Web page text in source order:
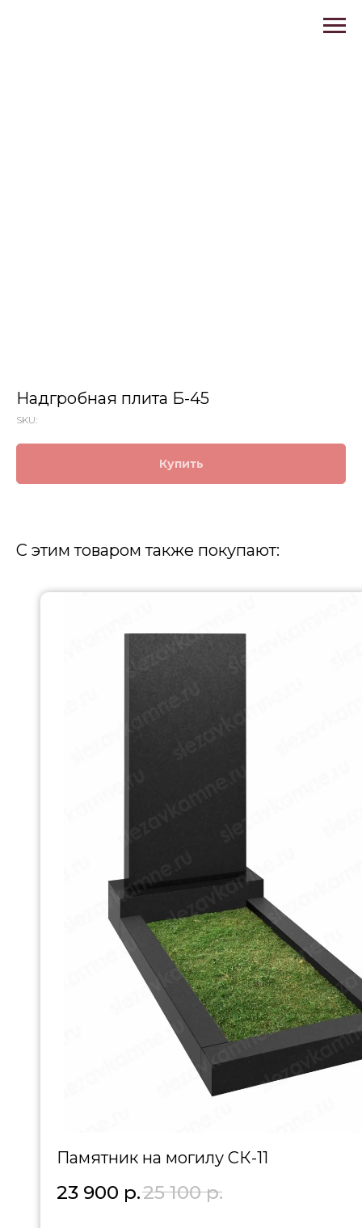
Надгробная плита Б-45
SKU:
Купить
С этим товаром также покупают:
Памятник на могилу СК-11
23 900 р.25 100 р.